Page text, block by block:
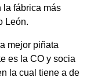
la fábrica más
León.
mejor piñata
es la CO y socia
la cual tiene a de